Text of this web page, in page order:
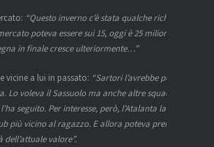
“Questo inverno c’è stata qualche richiesta
poteva essere sui 15, oggi è 25 milioni di
in finale cresce ulteriormente…”
vicine a lui in passato: “Sartori l’avrebbe portato
Lo voleva il Sassuolo ma anche altre squadre: il
seguito. Per interesse, però, l’Atalanta la
più vicino al ragazzo. E allora poteva prenderlo
valore”.